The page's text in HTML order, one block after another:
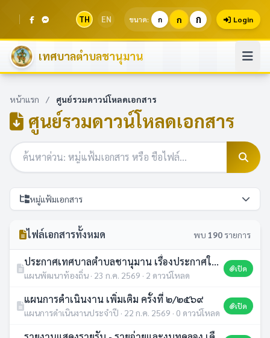
TH EN ขนาด: ก ก ก Login
เทศบาลตำบลชานุมาน
หน้าแรก / ศูนย์รวมดาวน์โหลดเอกสาร
ศูนย์รวมดาวน์โหลดเอกสาร
หมู่แฟ้มเอกสาร
ไฟล์เอกสารทั้งหมด พบ 190 รายการ
ประกาศเทศบาลตำบลชานุมาน เรื่องประกาศใช้การแก้ไขแผนพัฒนาท้องถิ่น (พ.ศ.2566-2570) ครั้งที่ 1/2569
แผนพัฒนาท้องถิ่น · 23 ก.ค. 2569 · 2 ดาวน์โหลด
เปิด
แผนการดำเนินงาน เพิ่มเติม ครั้งที่ ๒/๒๕๖๙
แผนการดำเนินงานประจำปี · 22 ก.ค. 2569 · 0 ดาวน์โหลด
เปิด